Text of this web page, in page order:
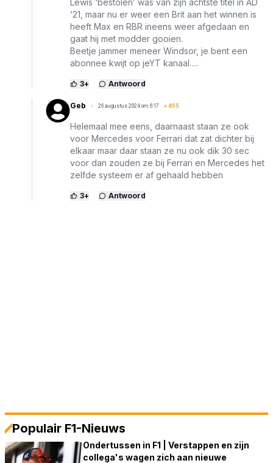
‘21, maar nu er weer een Brit aan het winnen is
heeft Max en RBR ineens weer afgedaan en
gaat hij met modder gooien.
Beetje jammer meneer Windsor, je bent een
abonnee kwijt op jeYT kanaal….
3+ Antwoord
Geb 26 augustus 2024 om 6:17 + 455
Helemaal mee eens, daarnaast staan ze ook
voor Mercedes voor Ferrari dat zat dichter bij
elkaar maar daar staan ze nu ook dik 30 sec
voor dan zouden ze bij Ferrari en Mercedes het
zelfde systeem er af gehaald hebben
3+ Antwoord
Populair F1-Nieuws
Ondertussen in F1 | Verstappen en zijn
collega's wagen zich aan nieuwe